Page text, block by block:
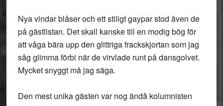
Nya vindar blåser och ett stiligt gaypar stod även de
på gästlistan. Det skall kanske till en modig bög för
att våga bära upp den glittriga frackskjortan som jag
såg glimma förbi när de virvlade runt på dansgolvet.
Mycket snyggt må jag säga.
Den mest unika gästen var nog ändå kolumnisten